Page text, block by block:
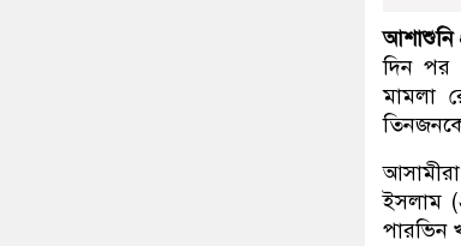
আশাশুনি
দিন পর
মামলা
ইসলাম
পারভিন